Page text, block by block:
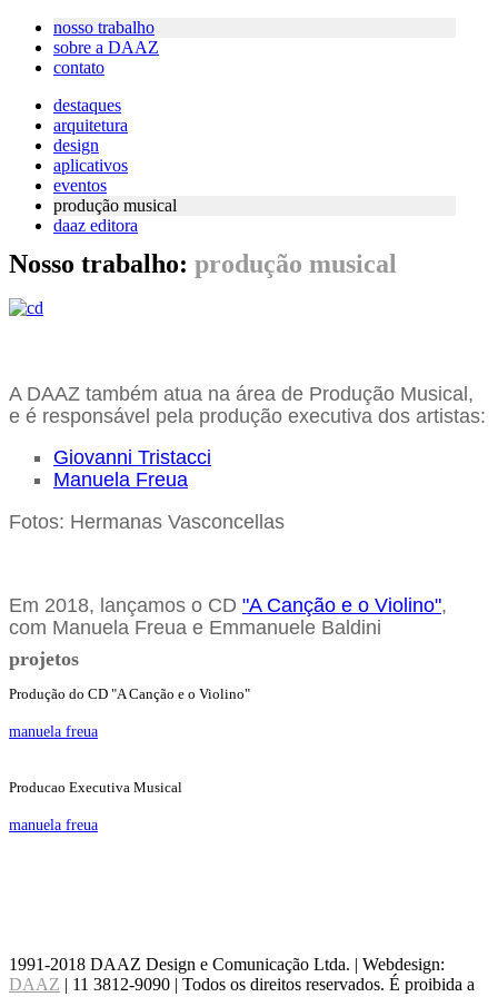
nosso trabalho
sobre a DAAZ
contato
destaques
arquitetura
design
aplicativos
eventos
produção musical
daaz editora
Nosso trabalho: produção musical
A DAAZ também atua na área de Produção Musical,
e é responsável pela produção executiva dos artistas:
Giovanni Tristacci
Manuela Freua
Fotos: Hermanas Vasconcellas
Em 2018, lançamos o CD "A Canção e o Violino",
com Manuela Freua e Emmanuele Baldini
projetos
Produção do CD "A Canção e o Violino"
manuela freua
Producao Executiva Musical
manuela freua
1991-2018 DAAZ Design e Comunicação Ltda. | Webdesign:
DAAZ | 11 3812-9090 | Todos os direitos reservados. É proibida a